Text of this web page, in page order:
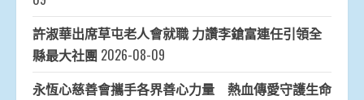
許淑華出席草屯老人會就職 力讚李鎗富連任引領全
縣最大社團 2026-08-09
永恆心慈善會攜手各界善心力量 熱血傳愛守護生命